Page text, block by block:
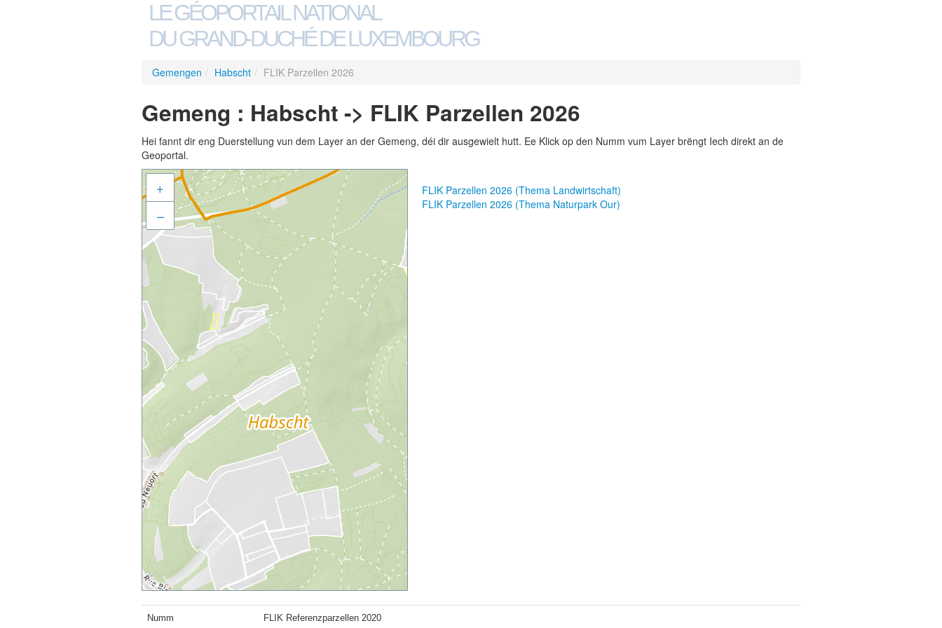
LE GÉOPORTAIL NATIONAL
DU GRAND-DUCHÉ DE LUXEMBOURG
Gemengen / Habscht / FLIK Parzellen 2026
Gemeng : Habscht -> FLIK Parzellen 2026
Hei fannt dir eng Duerstellung vun dem Layer an der Gemeng, déi dir ausgewielt hutt. Ee Klick op den Numm vum Layer brëngt Iech direkt an de
Geoportal.
+
–
FLIK Parzellen 2026 (Thema Landwirtschaft)
FLIK Parzellen 2026 (Thema Naturpark Our)
Numm FLIK Referenzparzellen 2020